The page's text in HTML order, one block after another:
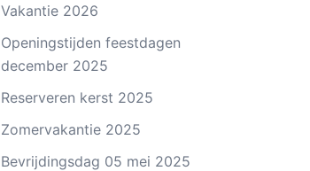
Vakantie 2026
Openingstijden feestdagen
december 2025
Reserveren kerst 2025
Zomervakantie 2025
Bevrijdingsdag 05 mei 2025